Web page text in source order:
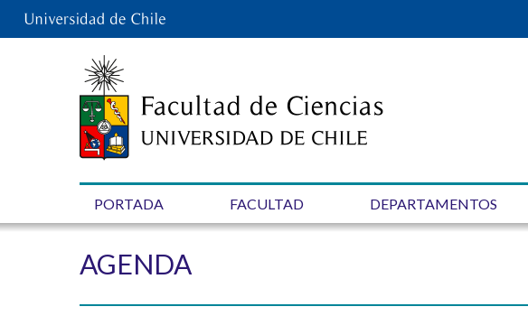
PORTADA FACULTAD DEPARTAMENTOS
AGENDA